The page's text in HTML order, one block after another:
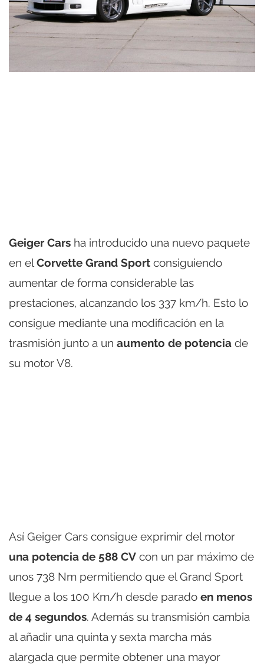
Geiger Cars ha introducido una nuevo paquete
en elCorvette Grand Sport consiguiendo
aumentar de forma considerable las
prestaciones, alcanzando los 337 km/h. Esto lo
consigue mediante una modificación en la
trasmisión junto a un aumento de potencia de
su motor V8.
Así Geiger Cars consigue exprimir del motor
una potencia de 588 CV con un par máximo de
unos 738 Nm permitiendo que el Grand Sport
llegue a los 100 Km/h desde parado en menos
de 4 segundos. Además su transmisión cambia
al añadir una quinta y sexta marcha más
alargada que permite obtener una mayor